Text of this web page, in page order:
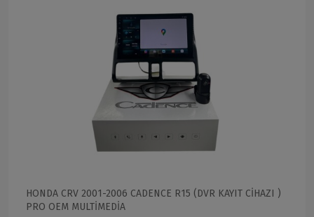
HONDA CRV 2001-2006 CADENCE R15 (DVR KAYIT CİHAZI )
PRO OEM MULTİMEDİA